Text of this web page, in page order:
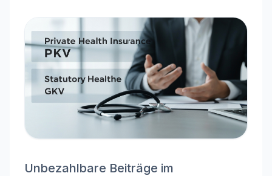
Unbezahlbare Beiträge im